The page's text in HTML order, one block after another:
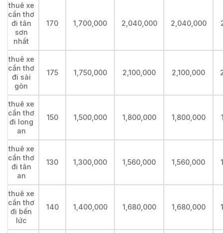
thuê xe
cần thơ
đi tân
sơn
nhất
170 1,700,000 2,040,000 2,040,000
thuê xe
cần thơ
đi sài
gòn
175 1,750,000 2,100,000 2,100,000
thuê xe
cần thơ
đi long
an
150 1,500,000 1,800,000 1,800,000
thuê xe
cần thơ
đi tân
an
130 1,300,000 1,560,000 1,560,000
thuê xe
cần thơ
đi bến
lức
140 1,400,000 1,680,000 1,680,000